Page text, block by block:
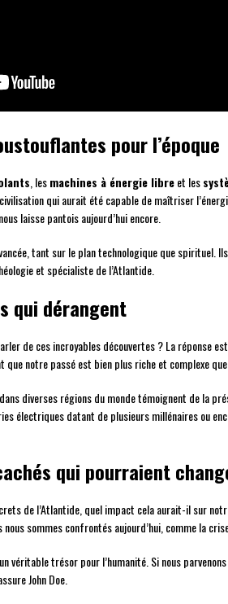
pour l’époque
, lesmachines à énergie libreet les
qui aurait été capable de maîtriser
laisse pantois aujourd’hui encore.
tant sur le plan technologique que spirituel.
et spécialiste de l’Atlantide.
qui dérangent
de ces incroyables découvertes ? La
notre passé est bien plus riche et complexe que
diverses régions du monde témoignent de la
électriques datant de plusieurs millénaires ou
qui pourraient
de l’Atlantide, quel impact cela aurait-il sur
sommes confrontés aujourd’hui, comme la
véritable trésor pour l’humanité. Si nous
John Doe.